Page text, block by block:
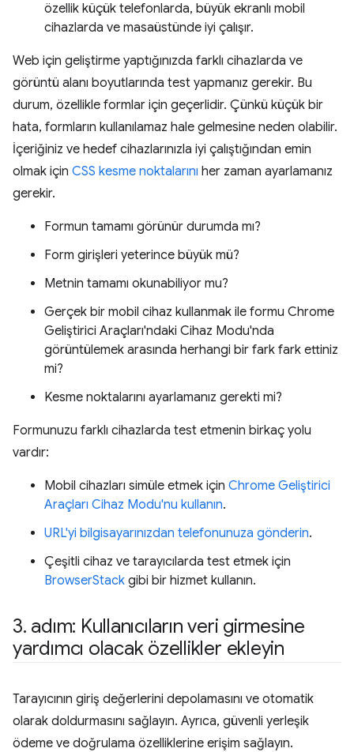
özellik küçük telefonlarda, büyük ekranlı mobil
cihazlarda ve masaüstünde iyi çalışır.
Web için geliştirme yaptığınızda farklı cihazlarda ve
görüntü alanı boyutlarında test yapmanız gerekir. Bu
durum, özellikle formlar için geçerlidir. Çünkü küçük bir
hata, formların kullanılamaz hale gelmesine neden olabilir.
İçeriğiniz ve hedef cihazlarınızla iyi çalıştığından emin
olmak için CSS kesme noktalarını her zaman ayarlamanız
gerekir.
Formun tamamı görünür durumda mı?
Form girişleri yeterince büyük mü?
Metnin tamamı okunabiliyor mu?
Gerçek bir mobil cihaz kullanmak ile formu Chrome
Geliştirici Araçları'ndaki Cihaz Modu'nda
görüntülemek arasında herhangi bir fark fark ettiniz
mi?
Kesme noktalarını ayarlamanız gerekti mi?
Formunuzu farklı cihazlarda test etmenin birkaç yolu
vardır:
Mobil cihazları simüle etmek için Chrome Geliştirici
Araçları Cihaz Modu'nu kullanın.
URL'yi bilgisayarınızdan telefonunuza gönderin.
Çeşitli cihaz ve tarayıcılarda test etmek için
BrowserStack gibi bir hizmet kullanın.
3. adım: Kullanıcıların veri girmesine
yardımcı olacak özellikler ekleyin
Tarayıcının giriş değerlerini depolamasını ve otomatik
olarak doldurmasını sağlayın. Ayrıca, güvenli yerleşik
ödeme ve doğrulama özelliklerine erişim sağlayın.